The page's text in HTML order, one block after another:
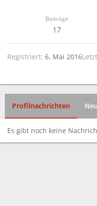
Beiträge
17
Registriert 6. Mai 2016
Profilnachrichten
Es gibt noch keine